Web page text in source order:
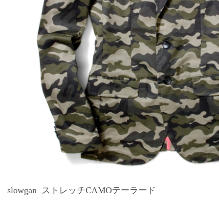
slowgan ストレッチCAMOテーラード